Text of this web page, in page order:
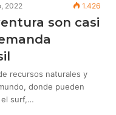
2022 1.426
son casi
recursos naturales y
donde pueden
el surf,…